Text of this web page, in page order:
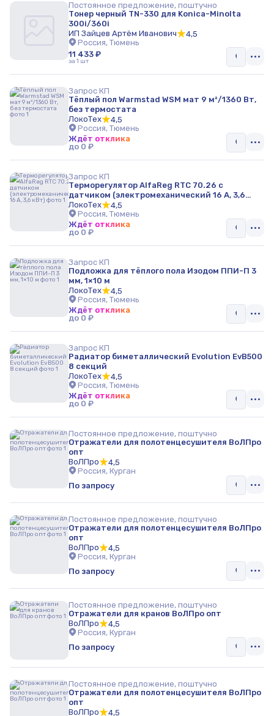
Антиобледенительные системы
Полотенцесушители и аксессуары
Тепловые пункты
Тепловые пушки
Обогрев кровли и водосточной системы
Терморегуляторы
Теплоизоляция
Калориферы промышленные
Плёночные электронагреватели
Котлы
Газоснабжение
Комплектующие и аксессуары для каминов и печей
Запчасти для обогревателей и вентиляторов
Насосы
Установки нагрева асфальта
Нагревательные системы
Кабельный обогрев
Комплектующие для горелок
Постоянное предложение, поштучно
Тонер черный TN-330 для Konica-Minolta
300i/360i
ИП Зайцев Артём Иванович
4,5
Россия, Тюмень
11 433 ₽
за 1 шт
Запрос КП
Тёплый пол Warmstad WSM мат 9 м²/1360 Вт,
без термостата
ЛокоТех
4,5
Россия, Тюмень
Ждёт отклика
до 0 ₽
Запрос КП
Терморегулятор AlfaReg RTC 70.26 с
датчиком (электромеханический 16 А, 3,6
кВт)
ЛокоТех
4,5
Россия, Тюмень
Ждёт отклика
до 0 ₽
Запрос КП
Подложка для тёплого пола Изодом ППИ-П 3
мм, 1×10 м
ЛокоТех
4,5
Россия, Тюмень
Ждёт отклика
до 0 ₽
Запрос КП
Радиатор биметаллический Evolution EvВ500
8 секций
ЛокоТех
4,5
Россия, Тюмень
Ждёт отклика
до 0 ₽
Постоянное предложение, поштучно
Отражатели для полотенцесушителя ВоЛПро
опт
ВоЛПро
4,5
Россия, Курган
По запросу
Постоянное предложение, поштучно
Отражатели для полотенцесушителя ВоЛПро
опт
ВоЛПро
4,5
Россия, Курган
По запросу
Постоянное предложение, поштучно
Отражатели для кранов ВоЛПро опт
ВоЛПро
4,5
Россия, Курган
По запросу
Постоянное предложение, поштучно
Отражатели для полотенцесушителя ВоЛПро
опт
ВоЛПро
4,5